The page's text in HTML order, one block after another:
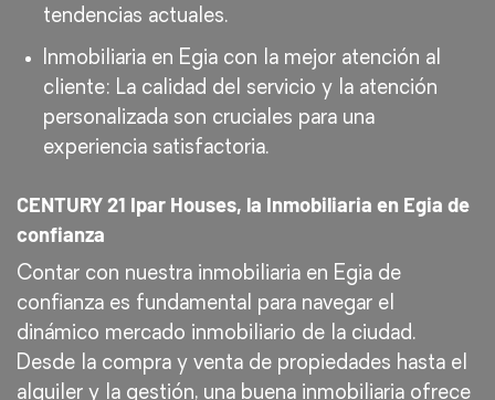
tendencias actuales.
Inmobiliaria en Egia con la mejor atención al
cliente: La calidad del servicio y la atención
personalizada son cruciales para una
experiencia satisfactoria.
CENTURY 21 Ipar Houses, la Inmobiliaria en Egia de
confianza
Contar con nuestra inmobiliaria en Egia de
confianza es fundamental para navegar el
dinámico mercado inmobiliario de la ciudad.
Desde la compra y venta de propiedades hasta el
alquiler y la gestión, una buena inmobiliaria ofrece